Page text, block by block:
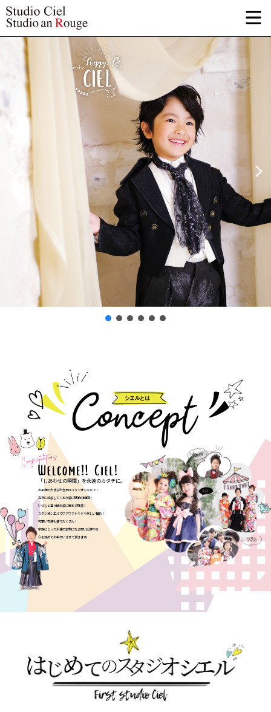
「しあわせの瞬間」を永遠のカタチに。
お子様の大切な記念日はスタジオシエルで！
立派に成長してくれた姿に感動の瞬間！
いつもと違う晴れ姿に思わず感激！
スタジオシエルでワクワクドキドキ楽しい撮影！
可愛い衣装も盛りだくさん！
家族にとって永遠の宝物になる思い出作りを
心を込めてお手伝いさせて頂きます。